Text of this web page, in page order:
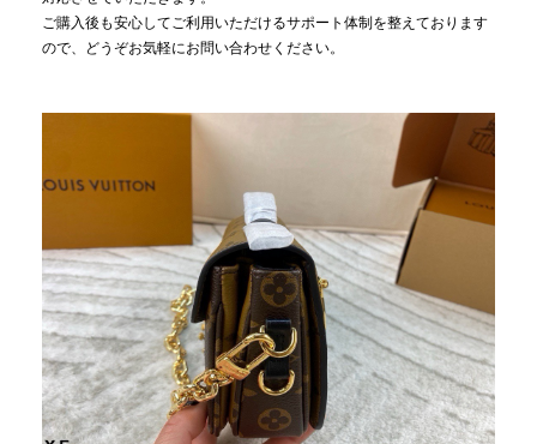
ご購入後も安心してご利用いただけるサポート体制を整えております
ので、どうぞお気軽にお問い合わせください。